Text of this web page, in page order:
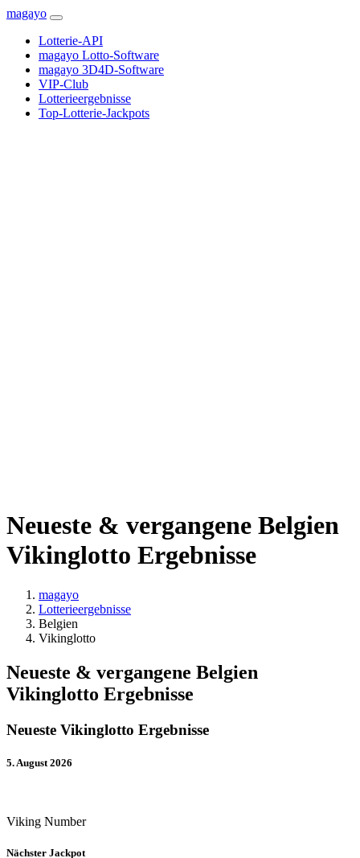
magayo
Lotterie-API
magayo Lotto-Software
magayo 3D4D-Software
VIP-Club
Lotterieergebnisse
Top-Lotterie-Jackpots
Neueste & vergangene Belgien
Vikinglotto Ergebnisse
magayo
Lotterieergebnisse
Belgien
Vikinglotto
Neueste & vergangene Belgien
Vikinglotto Ergebnisse
Neueste Vikinglotto Ergebnisse
5. August 2026
Viking Number
Nächster Jackpot